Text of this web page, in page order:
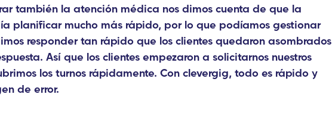
también la atención médica nos dimos cuenta de que la
planificar mucho más rápido, por lo que podíamos gestionar
responder tan rápido que los clientes quedaron asombrados
Así que los clientes empezaron a solicitarnos nuestros
los turnos rápidamente. Con clevergig, todo es rápido y
de error.